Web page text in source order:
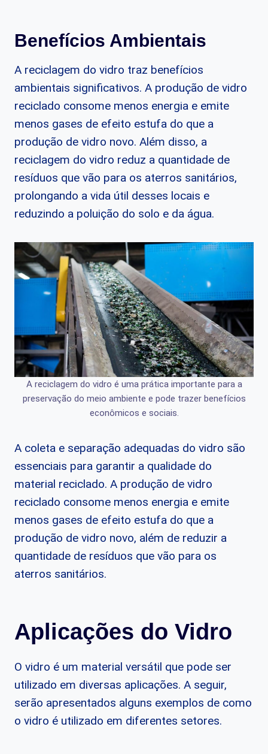
Benefícios Ambientais
A reciclagem do vidro traz benefícios
ambientais significativos. A produção de vidro
reciclado consome menos energia e emite
menos gases de efeito estufa do que a
produção de vidro novo. Além disso, a
reciclagem do vidro reduz a quantidade de
resíduos que vão para os aterros sanitários,
prolongando a vida útil desses locais e
reduzindo a poluição do solo e da água.
A reciclagem do vidro é uma prática importante para a
preservação do meio ambiente e pode trazer benefícios
econômicos e sociais.
A coleta e separação adequadas do vidro são
essenciais para garantir a qualidade do
material reciclado. A produção de vidro
reciclado consome menos energia e emite
menos gases de efeito estufa do que a
produção de vidro novo, além de reduzir a
quantidade de resíduos que vão para os
aterros sanitários.
Aplicações do Vidro
O vidro é um material versátil que pode ser
utilizado em diversas aplicações. A seguir,
serão apresentados alguns exemplos de como
o vidro é utilizado em diferentes setores.